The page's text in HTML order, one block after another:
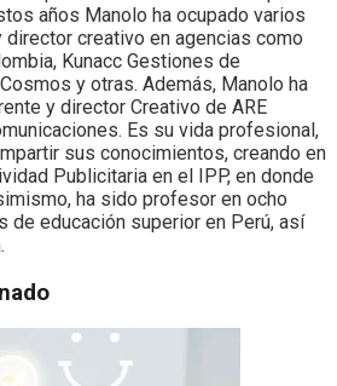
años Manolo ha ocupado varios
creativo en agencias como
Kunacc Gestiones de
y otras. Además, Manolo ha
y director Creativo de ARE
Es su vida profesional,
sus conocimientos, creando en
Publicitaria en el IPP, en donde
ha sido profesor en ocho
de educación superior en Perú, así